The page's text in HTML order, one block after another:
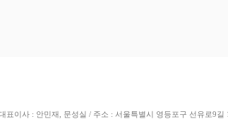
표이사 : 안민재, 문성실 / 주소 : 서울특별시 영등포구 선유로9길